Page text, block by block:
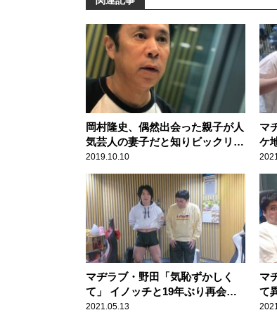
岡村隆史、偶然出会った親子が人
気芸人の妻子だと知りビックリ！
「愛想よくしといて良かった」
2019.10.10
マ
ケ
判
ず
マヂラブ・野田「気恥ずかしく
て」 イノッチと19年ぶり再会の
詳細語る
2021.05.13
マ
て